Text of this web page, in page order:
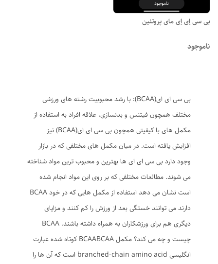
ناموجود
بی سی اِی اِی مای پروتئین
ناموجود
بی سی ای ای(BCAA): با رشد محبوبیت رشته های ورزشی
مختلف همچون فیتنس و بدنسازی، علاقه افراد به استفاده از
مکمل های با کیفیتی همچون بی سی ای ای(BCAA) نیز
افزایش یافته است. در میان مکمل های مختلفی که در بازار
وجود دارد بی سی ای ای ها بهترین و محبوب ترین مواد شناخته
می شوند. مطالعات مختلفی که بر روی این مواد انجام شده
است نشان می دهد استفاده از مکمل هایی که در خود BCAA
دارند می توانند خستگی بعد از ورزش را کم کنند و مزایای
دیگری هم برای ورزشکاران به همراه داشته باشند. BCAA
چیست و چه می کند؟ مکمل BCAABCAA کوتاه شده عبارت
انگلیسی branched-chain amino acid است که آن ها را